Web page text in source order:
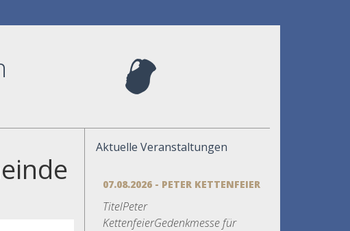
Aktuelle Veranstaltungen
07.08.2026 - PETER KETTENFEIER
TitelPeter
KettenfeierGedenkmesse für